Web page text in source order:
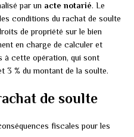
par un acte notarié. Le
conditions du rachat de soulte
de propriété sur le bien
en charge de calculer et
à cette opération, qui sont
3 % du montant de la soulte.
de soulte
fiscales pour les